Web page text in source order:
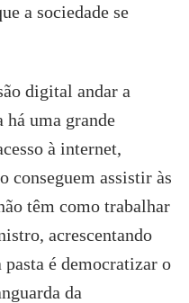
a sociedade se
digital andar a
há uma grande
à internet,
conseguem assistir às
têm como trabalhar
acrescentando
pasta é democratizar o
da